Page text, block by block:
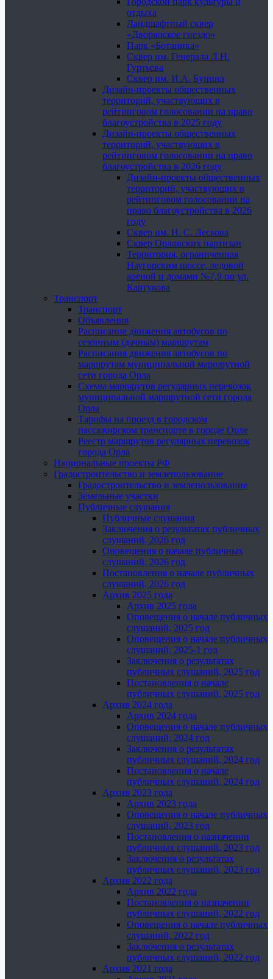
отдыха
Ландшафтный сквер
«Дворянское гнездо»
Парк «Ботаника»
Сквер им. Генерала Л.Н.
Гуртьева
Сквер им. И.А. Бунина
Дизайн-проекты общественных
территорий, участвующих в
рейтинговом голосовании на право
благоустройства в 2025 году
Дизайн-проекты общественных
территорий, участвующих в
рейтинговом голосовании на право
благоустройства в 2026 году
Дизайн-проекты общественных
территорий, участвующих в
рейтинговом голосовании на
право благоустройства в 2026
году
Сквер им. Н. С. Лескова
Сквер Орловских партизан
Территория, ограниченная
Наугорским шоссе, ледовой
ареной и домами №7,9 по ул.
Картукова
Транспорт
Транспорт
Объявления
Расписание движения автобусов по
сезонным (дачным) маршрутам
Расписания движения автобусов по
маршрутам муниципальной маршрутной
сети города Орла
Схемы маршрутов регулярных перевозок
муниципальной маршрутной сети города
Орла
Тарифы на проезд в городском
пассажирском транспорте в городе Орле
Реестр маршрутов регулярных перевозок
города Орла
Национальные проекты РФ
Градостроительство и землепользование
Градостроительство и землепользование
Земельные участки
Публичные слушания
Публичные слушания
Заключения о результатах публичных
слушаний, 2026 год
Оповещения о начале публичных
слушаний, 2026 год
Постановления о начале публичных
слушаний, 2026 год
Архив 2025 года
Архив 2025 года
Оповещения о начале публичных
слушаний, 2025 год
Оповещения о начале публичных
слушаний, 2025-1 год
Заключения о результатах
публичных слушаний, 2025 год
Постановления о начале
публичных слушаний, 2025 год
Архив 2024 года
Архив 2024 года
Оповещения о начале публичных
слушаний, 2024 год
Заключения о результатах
публичных слушаний, 2024 год
Постановления о начале
публичных слушаний, 2024 год
Архив 2023 года
Архив 2023 года
Оповещения о начале публичных
слушаний, 2023 год
Постановления о назначении
публичных слушаний, 2023 год
Заключения о результатах
публичных слушаний, 2023 год
Архив 2022 года
Архив 2022 года
Постановления о назначении
публичных слушаний, 2022 год
Оповещения о начале публичных
слушаний, 2022 год
Заключения о результатах
публичных слушаний, 2022 год
Архив 2021 года